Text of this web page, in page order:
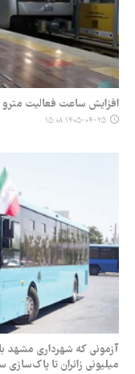
افزایش ساعت فعالیت
۱۴۰۵-۰۴-۲۵ ۱۵:۰۸
آزمونی که شهرداری مشهد
میلیونی زائران تا پاک‌سازی